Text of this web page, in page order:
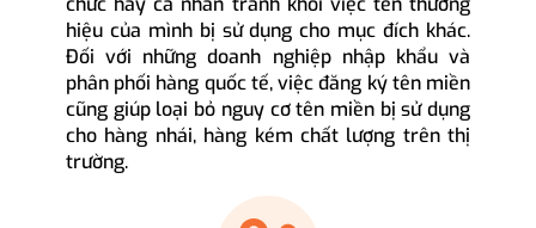
hiệu của mình bị sử dụng cho mục đích khác.
Đối với những doanh nghiệp nhập khẩu và
phân phối hàng quốc tế, việc đăng ký tên miền
cũng giúp loại bỏ nguy cơ tên miền bị sử dụng
cho hàng nhái, hàng kém chất lượng trên thị
trường.